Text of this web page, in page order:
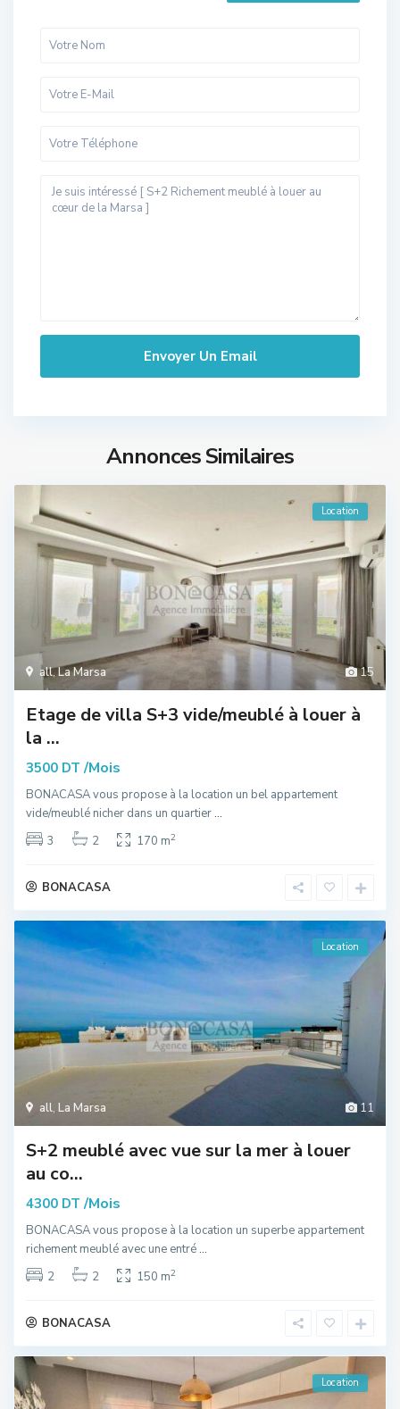
Annonces Similaires
15
all,La Marsa
Location
Etage de villa S+3 vide/meublé à louer à
la ...
3500 DT /Mois
BONACASA vous propose à la location un bel appartement
vide/meublé nicher dans un quartier...
3
2 170 m2
BONACASA
11
all, La Marsa
Location
S+2 meublé avec vue sur la mer à louer
au co...
4300 DT /Mois
BONACASA vous propose à la location un superbe appartement
richement meublé avec une entré...
2
2 150 m2
BONACASA
Location